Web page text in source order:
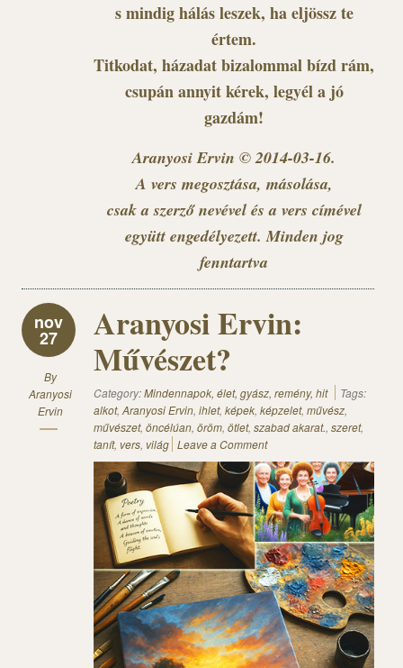
s mindig hálás leszek, ha eljössz te
értem.
Titkodat, házadat bizalommal bízd rám,
csupán annyit kérek, legyél a jó
gazdám!
Aranyosi Ervin © 2014-03-16.
A vers megosztása, másolása,
csak a szerző nevével és a vers címével
együtt engedélyezett. Minden jog
fenntartva
nov
27
By
Aranyosi
Ervin
Aranyosi Ervin:
Művészet?
Category:Mindennapok, élet, gyász, remény, hit
Tags:
alkot, Aranyosi Ervin, ihlet, képek, képzelet, művész,
művészet, öncélúan, öröm, ötlet, szabad akarat., szeret,
tanít, vers, világ Leave a Comment